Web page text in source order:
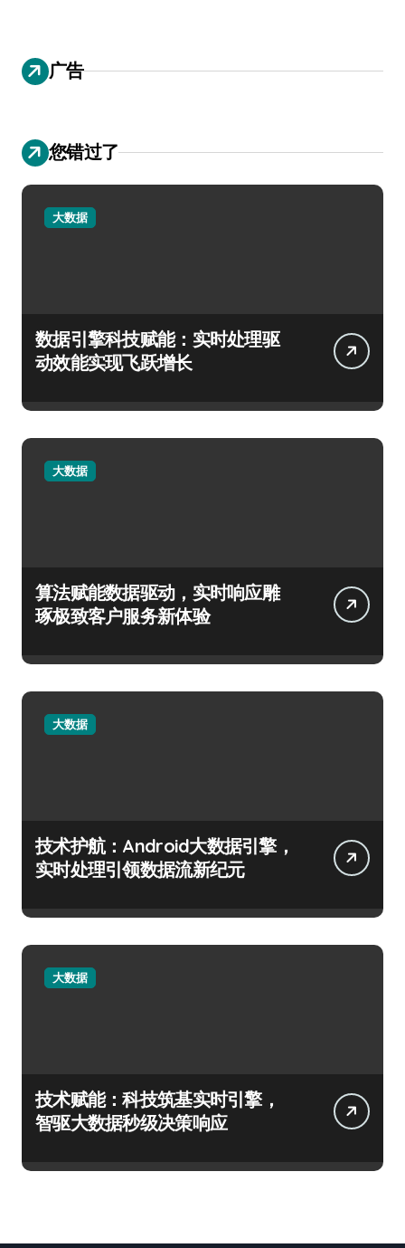
广告
您错过了
大数据
数据引擎科技赋能：实时处理驱
动效能实现飞跃增长
大数据
算法赋能数据驱动，实时响应雕
琢极致客户服务新体验
大数据
技术护航：Android大数据引擎，
实时处理引领数据流新纪元
大数据
技术赋能：科技筑基实时引擎，
智驱大数据秒级决策响应